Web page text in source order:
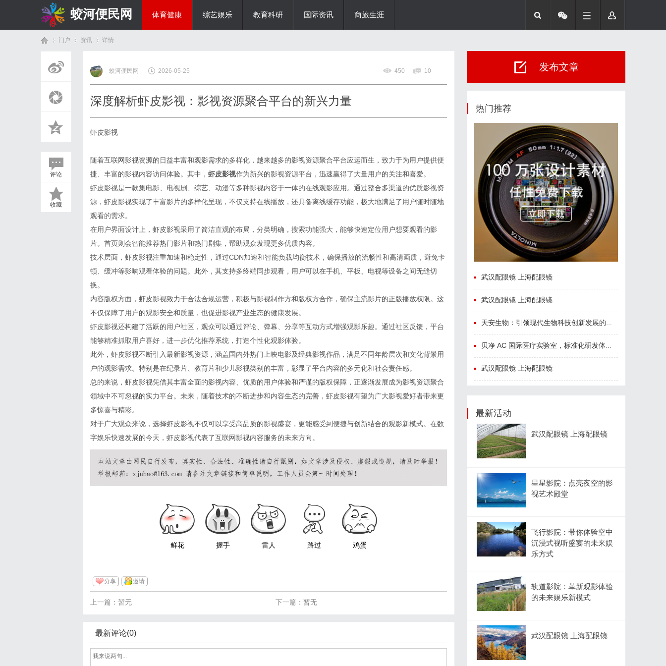
蛟河便民网 体育健康 综艺娱乐 教育科研 国际资讯 商旅生涯
门户 资讯
›
详情
评论
收藏
蛟河便民网 2026-05-25 450 10
深度解析虾皮影视：影视资源聚合平台的新兴力量
虾皮影视
随着互联网影视资源的日益丰富和观影需求的多样化，越来越多的影视资源聚合平台应运而生，致力于为用户提供便
捷、丰富的影视内容访问体验。其中， 虾皮影视作为新兴的影视资源平台，迅速赢得了大量用户的关注和喜爱。
虾皮影视是一款集电影、电视剧、综艺、动漫等多种影视内容于一体的在线观影应用。通过整合多渠道的优质影视资
源，虾皮影视实现了丰富影片的多样化呈现，不仅支持在线播放，还具备离线缓存功能，极大地满足了用户随时随地
观看的需求。
在用户界面设计上，虾皮影视采用了简洁直观的布局，分类明确，搜索功能强大，能够快速定位用户想要观看的影
片。首页则会智能推荐热门影片和热门剧集，帮助观众发现更多优质内容。
技术层面，虾皮影视注重加速和稳定性，通过CDN加速和智能负载均衡技术，确保播放的流畅性和高清画质，避免卡
顿、缓冲等影响观看体验的问题。此外，其支持多终端同步观看，用户可以在手机、平板、电视等设备之间无缝切
换。
内容版权方面，虾皮影视致力于合法合规运营，积极与影视制作方和版权方合作，确保主流影片的正版播放权限。这
不仅保障了用户的观影安全和质量，也促进影视产业生态的健康发展。
虾皮影视还构建了活跃的用户社区，观众可以通过评论、弹幕、分享等互动方式增强观影乐趣。通过社区反馈，平台
能够精准抓取用户喜好，进一步优化推荐系统，打造个性化观影体验。
此外，虾皮影视不断引入最新影视资源，涵盖国内外热门上映电影及经典影视作品，满足不同年龄层次和文化背景用
户的观影需求。特别是在纪录片、教育片和少儿影视类别的丰富，彰显了平台内容的多元化和社会责任感。
总的来说，虾皮影视凭借其丰富全面的影视内容、优质的用户体验和严谨的版权保障，正逐渐发展成为影视资源聚合
领域中不可忽视的实力平台。未来，随着技术的不断进步和内容生态的完善，虾皮影视有望为广大影视爱好者带来更
多惊喜与精彩。
对于广大观众来说，选择虾皮影视不仅可以享受高品质的影视盛宴，更能感受到便捷与创新结合的观影新模式。在数
字娱乐快速发展的今天，虾皮影视代表了互联网影视内容服务的未来方向。
鲜花 握手 雷人 路过 鸡蛋
分享 邀请
下一篇：暂无
上一篇：暂无
最新评论(0)
发布文章
热门推荐
武汉配眼镜 上海配眼镜
武汉配眼镜 上海配眼镜
天安生物：引领现代生物科技创新发展的先锋企业
贝净 AC 国际医疗实验室，标准化研发体系全解析
武汉配眼镜 上海配眼镜
最新活动
武汉配眼镜 上海配眼镜
星星影院：点亮夜空的影
视艺术殿堂
飞行影院：带你体验空中
沉浸式视听盛宴的未来娱
乐方式
轨道影院：革新观影体验
的未来娱乐新模式
武汉配眼镜 上海配眼镜